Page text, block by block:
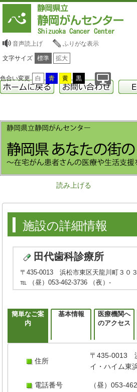
音声読上げ ふりがな表示
文字サイズ 標準 拡大
色合い変更 白 青 黄 黒
読み上げる
施設の詳細情報
田代歯科診療所
〒435-0013 浜松市東区天龍川町３０
℡ （昼）053-462-3736 （夜）-
簡単なご案
内
基本情報
医療機関へ
のアクセス
住所
〒435-0013
イ・ハイム東
電話番号 （昼）053-